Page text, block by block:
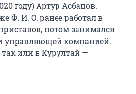
году) Артур Асбапов.
Ф. И. О. ранее работал в
потом занимался
управляющей компанией.
или в Курултай —